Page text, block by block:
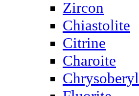
Zircon
Chiastolite
Citrine
Charoite
Chrysoberyl